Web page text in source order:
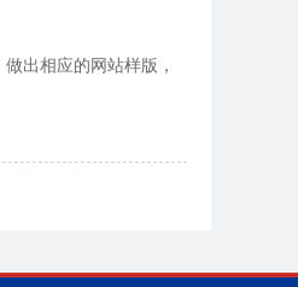
出相应的网站样版，